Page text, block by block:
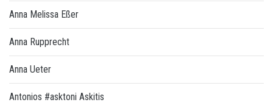
Anna Melissa Eßer
Anna Rupprecht
Anna Ueter
Antonios #asktoni Askitis